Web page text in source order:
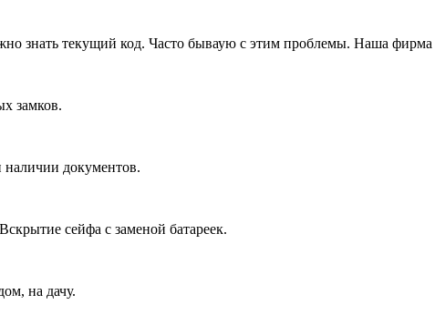
знать текущий код. Часто бываую с этим проблемы. Наша фирма
замков.
документов.
сейфа с заменой батареек.
на дачу.